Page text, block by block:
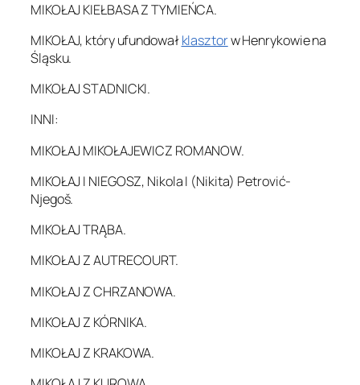
MIKOŁAJ KIEŁBASA Z TYMIEŃCA.
MIKOŁAJ, który ufundowałklasztorw Henrykowie na
Śląsku.
MIKOŁAJ STADNICKI.
INNI:
MIKOŁAJ MIKOŁAJEWICZ ROMANOW.
MIKOŁAJ I NIEGOSZ, Nikola I (Nikita) Petrović-
Njegoš.
MIKOŁAJ TRĄBA.
MIKOŁAJ Z AUTRECOURT.
MIKOŁAJ Z CHRZANOWA.
MIKOŁAJ Z KÓRNIKA.
MIKOŁAJ Z KRAKOWA.